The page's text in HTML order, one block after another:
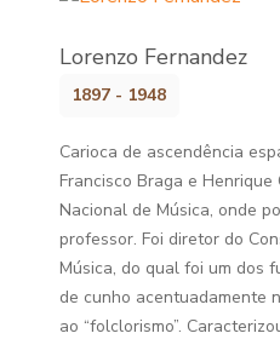
Lorenzo Fernandez
1897 - 1948
Carioca de ascendência
Francisco Braga e
Nacional de Música, onde
professor. Foi diretor do
Música, do qual foi um dos
de cunho acentuadamente
ao “folclorismo”.